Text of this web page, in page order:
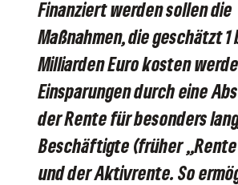
Finanziert werden sollen die
Maßnahmen, die geschätzt 1
Milliarden Euro kosten
Einsparungen durch eine
der Rente für besonders
Beschäftigte (früher
und der Aktivrente. So